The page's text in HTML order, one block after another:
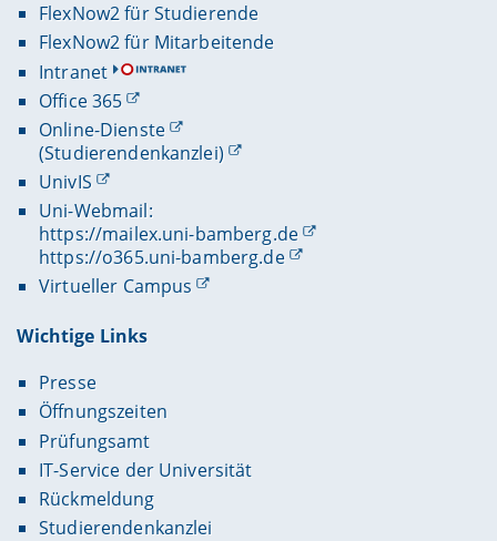
FlexNow2 für Studierende
FlexNow2 für Mitarbeitende
Intranet
Office 365
Online-Dienste
(Studierendenkanzlei)
UnivIS
Uni-Webmail:
https://mailex.uni-bamberg.de
https://o365.uni-bamberg.de
Virtueller Campus
Wichtige Links
Presse
Öffnungszeiten
Prüfungsamt
IT-Service der Universität
Rückmeldung
Studierendenkanzlei